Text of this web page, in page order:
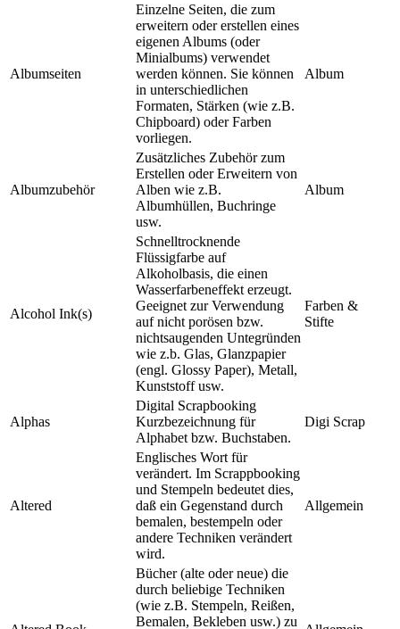
Albumseiten
Einzelne Seiten, die zum
erweitern oder erstellen eines
eigenen Albums (oder
Minialbums) verwendet
werden können. Sie können
in unterschiedlichen
Formaten, Stärken (wie z.B.
Chipboard) oder Farben
vorliegen.
Album
Albumzubehör
Zusätzliches Zubehör zum
Erstellen oder Erweitern von
Alben wie z.B.
Albumhüllen, Buchringe
usw.
Album
Alcohol Ink(s)
Schnelltrocknende
Flüssigfarbe auf
Alkoholbasis, die einen
Wasserfarbeneffekt erzeugt.
Geeignet zur Verwendung
auf nicht porösen bzw.
nichtsaugenden Untegründen
wie z.b. Glas, Glanzpapier
(engl. Glossy Paper), Metall,
Kunststoff usw.
Farben &
Stifte
Alphas
Digital Scrapbooking
Kurzbezeichnung für
Alphabet bzw. Buchstaben.
Digi Scrap
Altered
Englisches Wort für
verändert. Im Scrappbooking
und Stempeln bedeutet dies,
daß ein Gegenstand durch
bemalen, bestempeln oder
andere Techniken verändert
wird.
Allgemein
Bücher (alte oder neue) die
durch beliebige Techniken
(wie z.B. Stempeln, Reißen,
Bemalen, Bekleben usw.) zu